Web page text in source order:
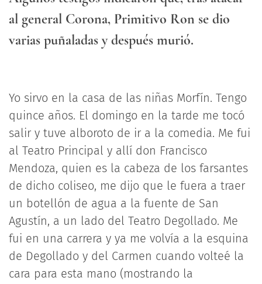
al general Corona, Primitivo Ron se dio
varias puñaladas y después murió.
Yo sirvo en la casa de las niñas Morfín. Tengo
quince años. El domingo en la tarde me tocó
salir y tuve alboroto de ir a la comedia. Me fui
al Teatro Principal y allí don Francisco
Mendoza, quien es la cabeza de los farsantes
de dicho coliseo, me dijo que le fuera a traer
un botellón de agua a la fuente de San
Agustín, a un lado del Teatro Degollado. Me
fui en una carrera y ya me volvía a la esquina
de Degollado y del Carmen cuando volteé la
cara para esta mano (mostrando la